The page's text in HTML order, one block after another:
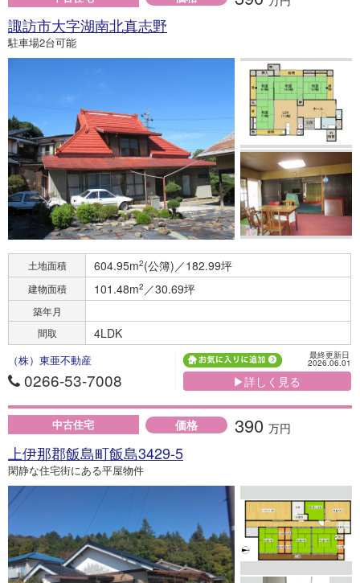
諏訪市大字湖南北真志野
駐車場2台可能
土地面積 604.95m2(公簿)／182.99坪
建物面積 101.48m2 ／30.69坪
築年月
間取
4LDK
（株）東亜不動産
0266-53-7008
最終更新日
2026.06.01
▶詳しく見る
中古住宅 価格 390 万円
上伊那郡飯島町飯島3429-5
閑静な住宅街にある平屋物件